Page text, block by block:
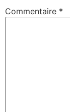
Commentaire *